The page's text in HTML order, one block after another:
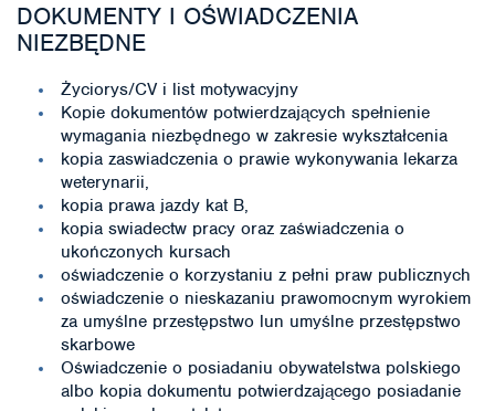
DOKUMENTY I OŚWIADCZENIA
NIEZBĘDNE
Życiorys/CV i list motywacyjny
Kopie dokumentów potwierdzających spełnienie
wymagania niezbędnego w zakresie wykształcenia
kopia zaswiadczenia o prawie wykonywania lekarza
weterynarii,
kopia prawa jazdy kat B,
kopia swiadectw pracy oraz zaświadczenia o
ukończonych kursach
oświadczenie o korzystaniu z pełni praw publicznych
oświadczenie o nieskazaniu prawomocnym wyrokiem
za umyślne przestępstwo lun umyślne przestępstwo
skarbowe
Oświadczenie o posiadaniu obywatelstwa polskiego
albo kopia dokumentu potwierdzającego posiadanie